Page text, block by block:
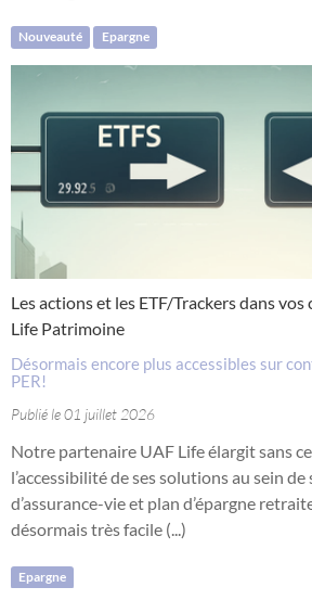
Nouveauté Epargne
Les actions et les ETF/Trackers dans
Life Patrimoine
Désormais encore plus accessibles sur
PER!
Publié le 01 juillet 2026
Notre partenaire UAF Life élargit sans
l’accessibilité de ses solutions au sein
d’assurance-vie et plan d’épargne
désormais très facile (...)
Epargne